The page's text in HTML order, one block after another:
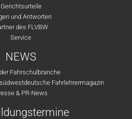
Gerichtsurteile
und Antworten
des FLVBW
Service
NEWS
Fahrschulbranche
Fahrlehrermagazin
& PR-News